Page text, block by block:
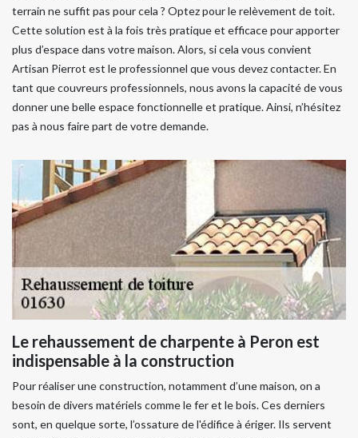
terrain ne suffit pas pour cela ? Optez pour le relèvement de toit.
Cette solution est à la fois très pratique et efficace pour apporter
plus d’espace dans votre maison. Alors, si cela vous convient
Artisan Pierrot est le professionnel que vous devez contacter. En
tant que couvreurs professionnels, nous avons la capacité de vous
donner une belle espace fonctionnelle et pratique. Ainsi, n’hésitez
pas à nous faire part de votre demande.
Le rehaussement de charpente à Peron est
indispensable à la construction
Pour réaliser une construction, notamment d’une maison, on a
besoin de divers matériels comme le fer et le bois. Ces derniers
sont, en quelque sorte, l’ossature de l'édifice à ériger. Ils servent